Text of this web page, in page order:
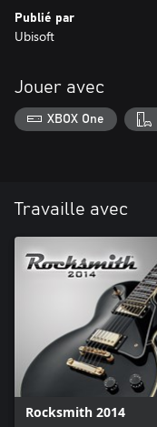
Publié par
Ubisoft
Jouer avec
XBOX One
Travaille avec
Rocksmith 2014